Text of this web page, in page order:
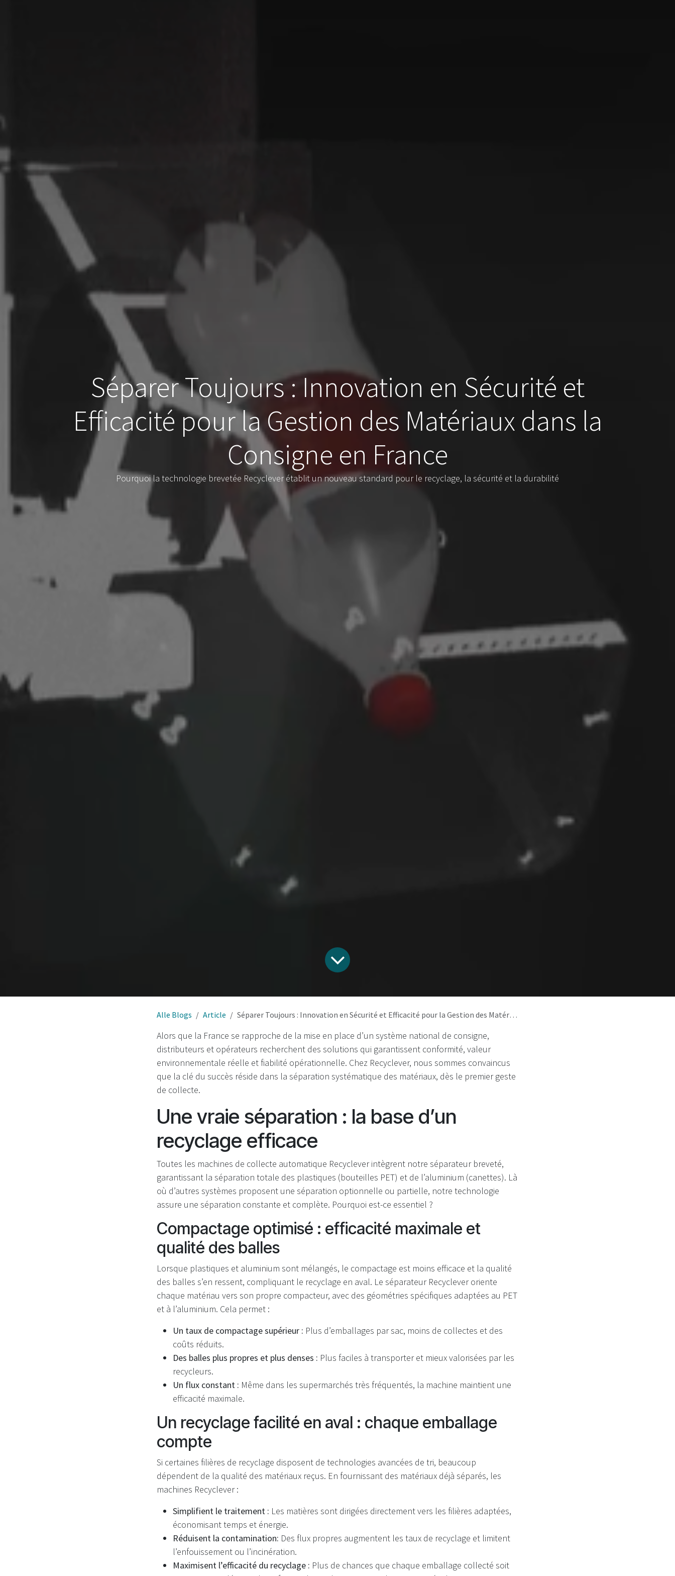
Séparer Toujours : Innovation en Sécurité et
Efficacité pour la Gestion des Matériaux dans la
Consigne en France
Pourquoi la technologie brevetée Recyclever établit un nouveau standard pour le recyclage, la sécurité et la durabilité
Alle Blogs Article Séparer Toujours : Innovation en Sécurité et Efficacité pour la Gestion des Matériaux dans la Consigne en France
Alors que la France se rapproche de la mise en place d’un système national de consigne,
distributeurs et opérateurs recherchent des solutions qui garantissent conformité, valeur
environnementale réelle et fiabilité opérationnelle. Chez Recyclever, nous sommes convaincus
que la clé du succès réside dans la séparation systématique des matériaux, dès le premier geste
de collecte.
Une vraie séparation : la base d’un
recyclage efficace
Toutes les machines de collecte automatique Recyclever intègrent notre séparateur breveté,
garantissant la séparation totale des plastiques (bouteilles PET) et de l’aluminium (canettes). Là
où d’autres systèmes proposent une séparation optionnelle ou partielle, notre technologie
assure une séparation constante et complète. Pourquoi est-ce essentiel ?
Compactage optimisé : efficacité maximale et
qualité des balles
Lorsque plastiques et aluminium sont mélangés, le compactage est moins efficace et la qualité
des balles s’en ressent, compliquant le recyclage en aval. Le séparateur Recyclever oriente
chaque matériau vers son propre compacteur, avec des géométries spécifiques adaptées au PET
et à l’aluminium. Cela permet :
Un taux de compactage supérieur : Plus d’emballages par sac, moins de collectes et des
coûts réduits.
Des balles plus propres et plus denses : Plus faciles à transporter et mieux valorisées par les
recycleurs.
Un flux constant : Même dans les supermarchés très fréquentés, la machine maintient une
efficacité maximale.
Un recyclage facilité en aval : chaque emballage
compte
Si certaines filières de recyclage disposent de technologies avancées de tri, beaucoup
dépendent de la qualité des matériaux reçus. En fournissant des matériaux déjà séparés, les
machines Recyclever :
Simplifient le traitement : Les matières sont dirigées directement vers les filières adaptées,
économisant temps et énergie.
Réduisent la contamination: Des flux propres augmentent les taux de recyclage et limitent
l’enfouissement ou l’incinération.
Maximisent l’efficacité du recyclage : Plus de chances que chaque emballage collecté soit